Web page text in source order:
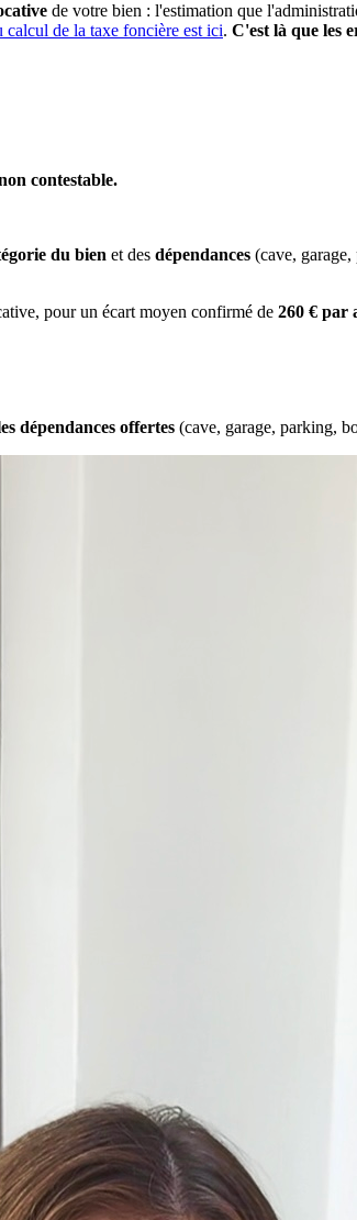
de votre bien : l'estimation que
calcul de la taxe foncière est ici. C'est là que les
contestable.
du bien et des dépendances (cave,
pour un écart moyen confirmé de 260 € par
dépendances offertes (cave, garage, parking,